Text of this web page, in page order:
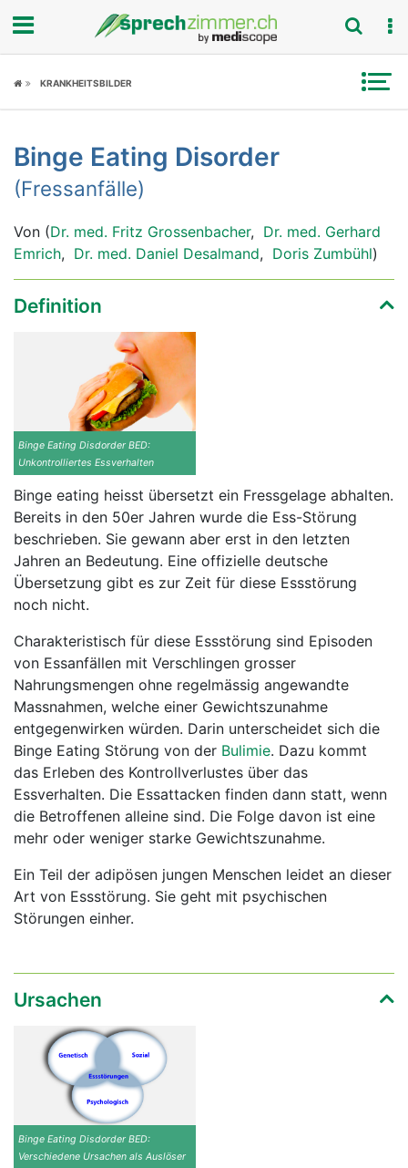
Fokus
Symptome
News
Ratgeber
KRANKHEITSBILDER
Binge Eating Disorder
(Fressanfälle)
Von (Dr. med. Fritz Grossenbacher, Dr. med. Gerhard
Emrich, Dr. med. Daniel Desalmand, Doris Zumbühl)
Definition
Binge Eating Disdorder BED:
Unkontrolliertes Essverhalten
Binge eating heisst übersetzt ein Fressgelage abhalten.
Bereits in den 50er Jahren wurde die Ess-Störung
beschrieben. Sie gewann aber erst in den letzten
Jahren an Bedeutung. Eine offizielle deutsche
Übersetzung gibt es zur Zeit für diese Essstörung
noch nicht.
Charakteristisch für diese Essstörung sind Episoden
von Essanfällen mit Verschlingen grosser
Nahrungsmengen ohne regelmässig angewandte
Massnahmen, welche einer Gewichtszunahme
entgegenwirken würden. Darin unterscheidet sich die
Binge Eating Störung von der Bulimie. Dazu kommt
das Erleben des Kontrollverlustes über das
Essverhalten. Die Essattacken finden dann statt, wenn
die Betroffenen alleine sind. Die Folge davon ist eine
mehr oder weniger starke Gewichtszunahme.
Ein Teil der adipösen jungen Menschen leidet an dieser
Art von Essstörung. Sie geht mit psychischen
Störungen einher.
Ursachen
Binge Eating Disdorder BED:
Verschiedene Ursachen als Auslöser